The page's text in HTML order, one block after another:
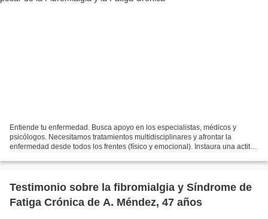
Entiende tu enfermedad. Busca apoyo en los especialistas, médicos y
psicólogos. Necesitamos tratamientos multidisciplinares y afrontar la
enfermedad desde todos los frentes (físico y emocional). Instaura una actitud
Testimonio sobre la fibromialgia y Síndrome de
Fatiga Crónica de A. Méndez, 47 años